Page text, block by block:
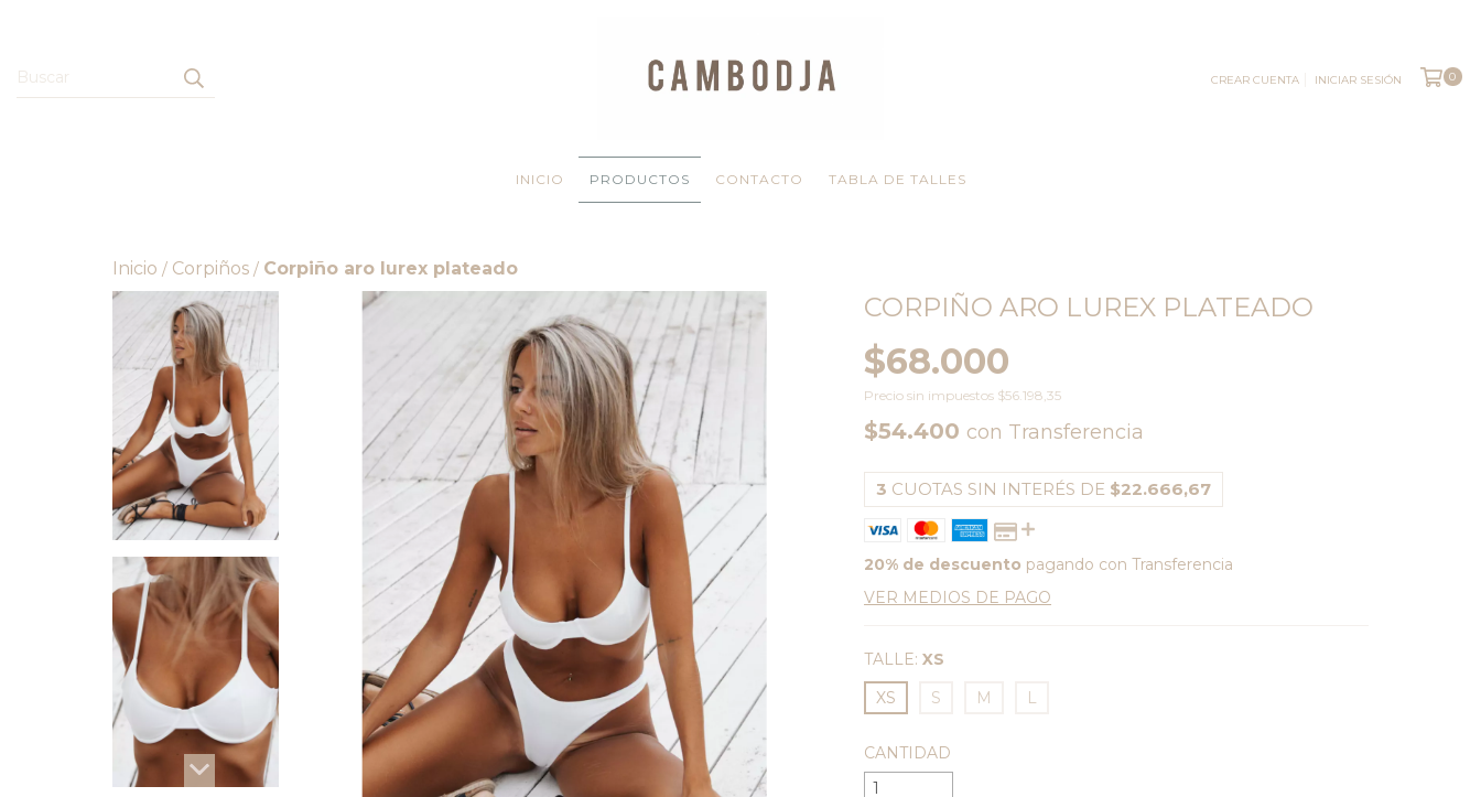
CREAR CUENTA INICIAR SESIÓN 0
INICIO PRODUCTOS CONTACTO TABLA DE TALLES
Inicio / Corpiños / Corpiño aro lurex plateado
CORPIÑO ARO LUREX PLATEADO
$68.000
Precio sin impuestos $56.198,35
$54.400 con Transferencia
3 CUOTAS SIN INTERÉS DE $22.666,67
20% de descuento pagando con Transferencia
VER MEDIOS DE PAGO
TALLE: XS
XS
S M L
CANTIDAD